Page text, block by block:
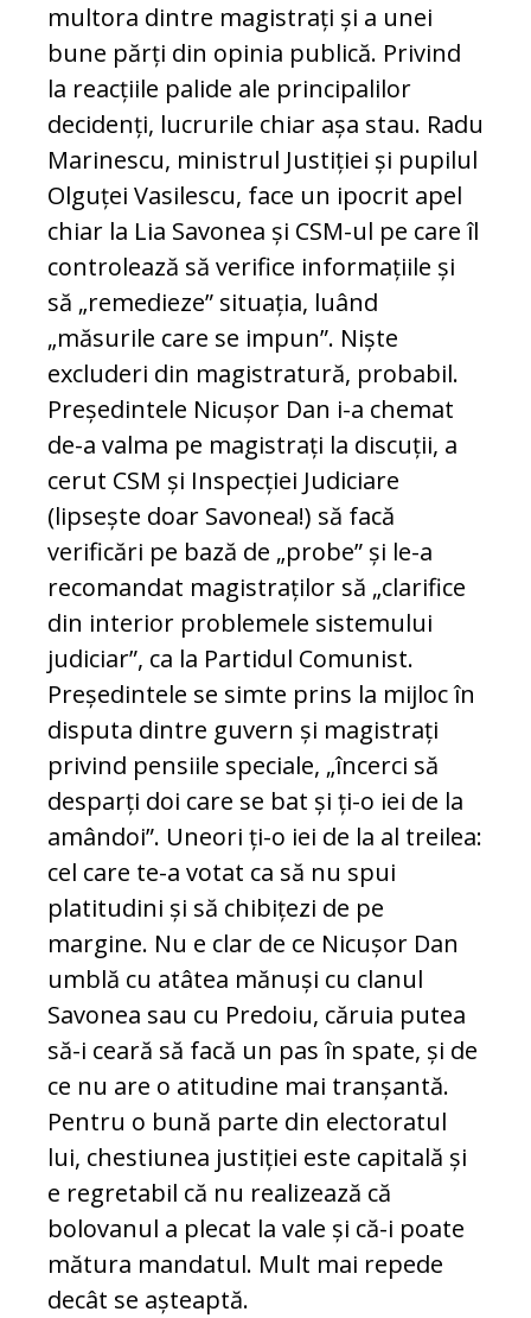
multora dintre magistrați și a unei
bune părți din opinia publică. Privind
la reacțiile palide ale principalilor
decidenți, lucrurile chiar așa stau. Radu
Marinescu, ministrul Justiției și pupilul
Olguței Vasilescu, face un ipocrit apel
chiar la Lia Savonea și CSM-ul pe care îl
controlează să verifice informațiile și
să „remedieze” situația, luând
„măsurile care se impun”. Niște
excluderi din magistratură, probabil.
Președintele Nicușor Dan i-a chemat
de-a valma pe magistrați la discuții, a
cerut CSM și Inspecției Judiciare
(lipsește doar Savonea!) să facă
verificări pe bază de „probe” și le-a
recomandat magistraților să „clarifice
din interior problemele sistemului
judiciar”, ca la Partidul Comunist.
Președintele se simte prins la mijloc în
disputa dintre guvern și magistrați
privind pensiile speciale, „încerci să
desparți doi care se bat și ți-o iei de la
amândoi”. Uneori ți-o iei de la al treilea:
cel care te-a votat ca să nu spui
platitudini și să chibițezi de pe
margine. Nu e clar de ce Nicușor Dan
umblă cu atâtea mănuși cu clanul
Savonea sau cu Predoiu, căruia putea
să-i ceară să facă un pas în spate, și de
ce nu are o atitudine mai tranșantă.
Pentru o bună parte din electoratul
lui, chestiunea justiției este capitală și
e regretabil că nu realizează că
bolovanul a plecat la vale și că-i poate
mătura mandatul. Mult mai repede
decât se așteaptă.